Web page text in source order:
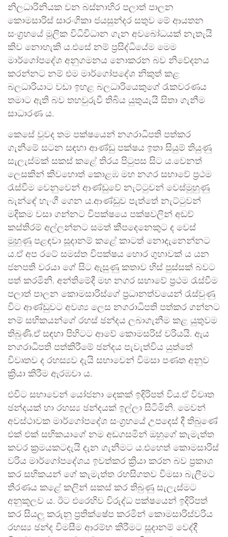
නිලධාරිනියක වන බස්නාහිර පලාත් පාලන
කොමසාරිස් සාරංගිකා ජයසුන්දර සතුව මේ ආයතන
සංග්‍රහයේ මූලික විධිවිධාන ගැන අවබෝධයක් නැතැයි
කිව නොහැකි ය.එසේ නම් ප්‍රසිද්ධියේම මෙම
මාර්ගෝපදේශ අනුගමනය නොකරන බව නිවේදනය
කරන්නට නම් එම මාර්ගෝපදේශ නිකුත් කළ
බලධාරියාට වඩා ඉහළ බලධාරියෙකුගේ රැකවරණය
තමාට ඇති බව තහවුරුවී තිබිය යුතුයැයි සිතා ගැනීම
සාධාරණ ය.
කෙසේ වුවද තම පක්ෂයෙන් නගරාධිපති පත්කර
ගැනීමේ සටන සඳහා ආණ්ඩු පක්ෂය ඉතා සියුම් තියුණු
සැලැස්මක් සකස් කළේ තිරය පිටුපස සිට ය.වෙනත්
ලෙසකින් කිවහොත් කොළඹ මහ නගර සභාවේ ප්‍රථම
රැස්වීම වෙනුවෙන් ආණ්ඩුවේ නැට්ටුවන් වෙස්මුහුණු
බැන්ඳේ හැංගී ගෙන ය.ආණ්ඩුව පැත්තේ නැට්ටුවන්
මදිකම වසා ගන්නට විපක්ෂයෙ පක්ෂවලින් අඩව්
කස්තිරම් අල්ලන්නට සමත් කීපදෙනෙකුට ද වෙස්
මුහුණු පළඳවා සූදානම් කළේ කාටත් නොදැනෙන්නට
ය.ඒ අප රටේ සමස්ත විපක්ෂය හොර ගුහාවක් ය යන
ජනපති වරයා ගේ සිට ඇසුණු කතාව හිස් පුස්සක් බවට
පත් කරමිනි. අන්තිමේදී මහ නගර සභාවේ ප්‍රථම රැස්වීම
පලාත් පාලන කොමසාරිස්ගේ ප්‍රධානත්වයෙන්‍ රැස්වුණු
විට ආණ්ඩුවට අවශ්‍ය ලෙස නගරාධිපති පත්කර ගන්නට
නම් සභිකයන්ගේ රහස් ඡන්දය ලබාගැනීම කළ යුතුවම
තිබුණි.ඒ සඳහා පිහිටට ආවේ කොමසරිස් වරියයි. ඇය
නගරාධිපති පත්කිරීමේ ඡන්දය පැවැත්විය යුත්තේ
විවෘතව ද රහස්‍යව දැයි සභාවෙන් විමසා පණත අනුව
ක්‍රියා කිරීම ඇරඹවා ය.
එවිට සභාවෙන් යෝජනා දෙකක් ඉදිරිපත් විය.ඒ විවෘත
ඡන්දයක් හා රහස්‍ය ඡන්දයක් ඉල්ලා සිටිමිනි. මෙවන්
අවස්ථාවක මාර්ගෝපදේශ සංග්‍රහයේ උපදෙස් දී තිබුණේ
එක් එක් සභිකයාගේ නම අඩගසමින් ඔහුගේ කැමැත්ත
කවර ක්‍රමයකටදැයි දැන ගැනීමට ය.එහෙත් කොමසාරිස්
වරිය මාර්ගෝපදේශය ඉවත්කර ක්‍රියා කරන බව ප්‍රකාශ
කර සභිකයන් ගේ කැමැත්ත රහසිගතව විමසා බැලීමට
තීරණය කළේ කලින් සකස් කර තිබුණු සැලැස්මට
අනුකූලව ය. ඊට එරෙහිව විරුද්ධ පක්ෂයෙන් ඉදිරිපත්
කර සියලු කරුනු ප්‍රතික්ෂේප කරමින් කොමසාරිස්වරිය
රහස්‍ය ඡන්ද විමසීම ආරම්භ කිරීමට සූදානම් වෙද්දී